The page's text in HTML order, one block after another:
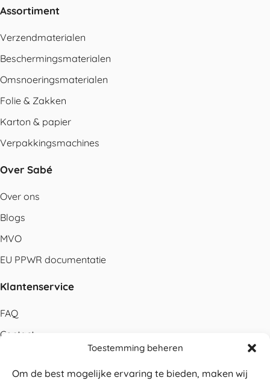
Toestemming beheren
Om de best mogelijke ervaring te bieden, maken wij
Assortiment
Verzendmaterialen
Beschermingsmaterialen
Omsnoeringsmaterialen
Folie & Zakken
Karton & papier
Verpakkingsmachines
Over Sabé
Over ons
Blogs
MVO
EU PPWR documentatie
Klantenservice
FAQ
Contact
Betalen